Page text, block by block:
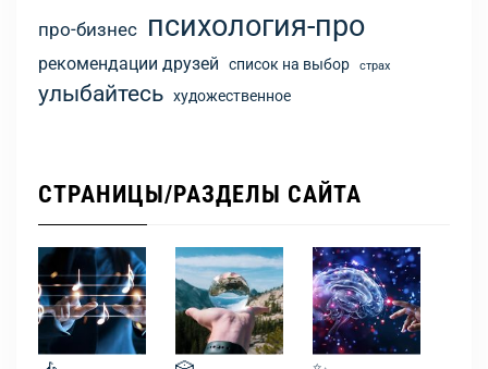
про-бизнес психология-про
рекомендации друзей список на выбор страх
улыбайтесь художественное
СТРАНИЦЫ/РАЗДЕЛЫ САЙТА